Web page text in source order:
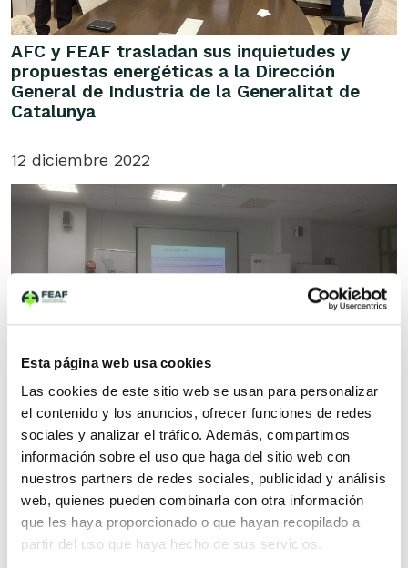
Esta página web usa cookies
Las cookies de este sitio web se usan para personalizar
el contenido y los anuncios, ofrecer funciones de redes
sociales y analizar el tráfico. Además, compartimos
información sobre el uso que haga del sitio web con
nuestros partners de redes sociales, publicidad y análisis
web, quienes pueden combinarla con otra información
que les haya proporcionado o que hayan recopilado a
partir del uso que haya hecho de sus servicios.
AFC y FEAF trasladan sus inquietudes y
propuestas energéticas a la Dirección
General de Industria de la Generalitat de
Catalunya
12 diciembre 2022
Jornada «Retos de la gestión de residuos
industriales. Plan de prevención y gestión de
residuos de Euskadi 2030»
29 noviembre 2022